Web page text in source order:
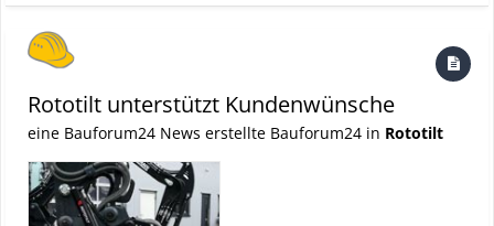
Rototilt unterstützt Kundenwünsche
eine Bauforum24 News erstellte Bauforum24 in Rototilt